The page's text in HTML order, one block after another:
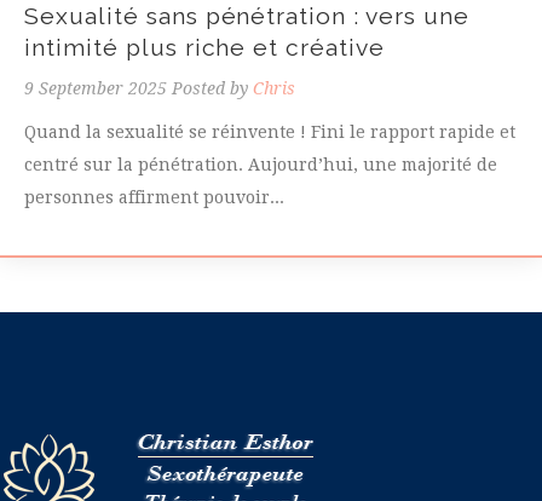
Sexualité sans pénétration : vers une
intimité plus riche et créative
9 September 2025 Posted by Chris
Quand la sexualité se réinvente ! Fini le rapport rapide et
centré sur la pénétration. Aujourd’hui, une majorité de
personnes affirment pouvoir...